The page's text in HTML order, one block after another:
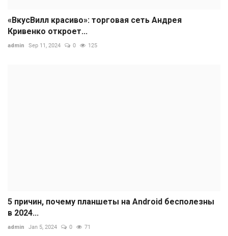
«ВкусВилл красиво»: торговая сеть Андрея
Кривенко откроет...
admin Sep 11, 2024 0 125
5 причин, почему планшеты на Android бесполезны
в 2024...
admin Jan 5, 2024 0 71